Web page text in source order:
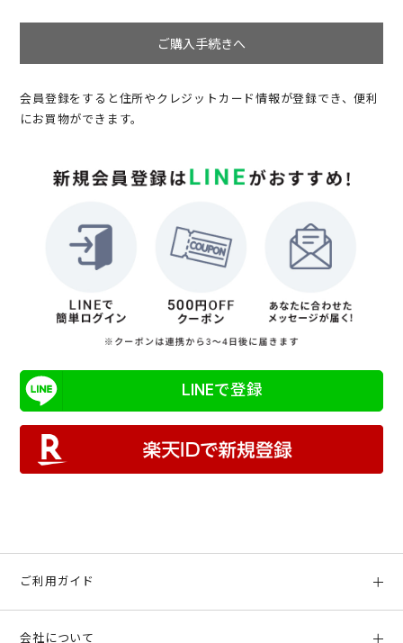
ご購入手続きへ
会員登録をすると住所やクレジットカード情報が登録でき、便利
にお買物ができます。
LINEで登録
ご利用ガイド
会社について